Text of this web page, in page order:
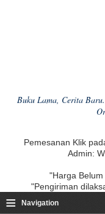
Buku Lama, Cerita
Pemesanan Klik
Admin:
"Harga
"Pengiriman
≡ Navigation